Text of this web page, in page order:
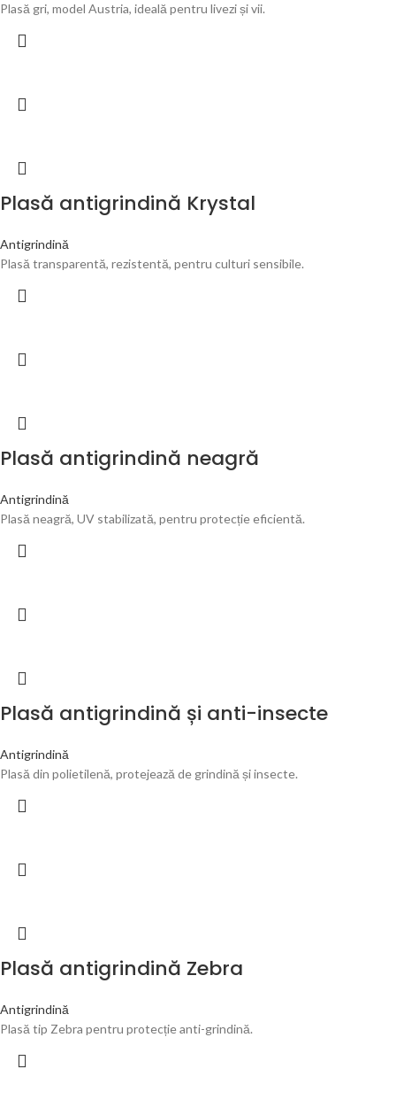
Plasă gri, model Austria, ideală pentru livezi și vii.
Plasă antigrindină Krystal
Antigrindină
Plasă transparentă, rezistentă, pentru culturi sensibile.
Plasă antigrindină neagră
Antigrindină
Plasă neagră, UV stabilizată, pentru protecție eficientă.
Plasă antigrindină și anti-insecte
Antigrindină
Plasă din polietilenă, protejează de grindină și insecte.
Plasă antigrindină Zebra
Antigrindină
Plasă tip Zebra pentru protecție anti-grindină.